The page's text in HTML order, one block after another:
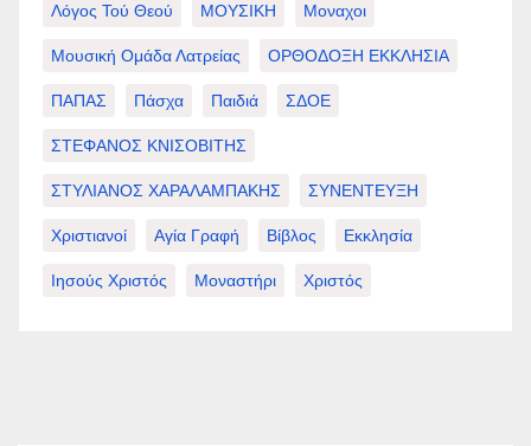
Λόγος Τού Θεού ΜΟΥΣΙΚΗ Μοναχοι
Μουσική Ομάδα Λατρείας ΟΡΘΟΔΟΞΗ ΕΚΚΛΗΣΙΑ
ΠΑΠΑΣ Πάσχα Παιδιά ΣΔΟΕ
ΣΤΕΦΑΝΟΣ ΚΝΙΣΟΒΙΤΗΣ
ΣΤΥΛΙΑΝΟΣ ΧΑΡΑΛΑΜΠΑΚΗΣ ΣΥΝΕΝΤΕΥΞΗ
Χριστιανοί Αγία Γραφή Βίβλος Εκκλησία
Ιησούς Χριστός Μοναστήρι Χριστός